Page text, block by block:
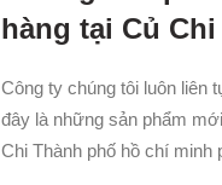
hàng tại Củ
Công ty chúng tôi luôn liên
đây là những sản phẩm
Chi Thành phố hồ chí